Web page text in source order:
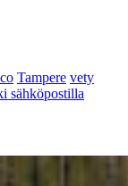
Tampere vety
sähköpostilla